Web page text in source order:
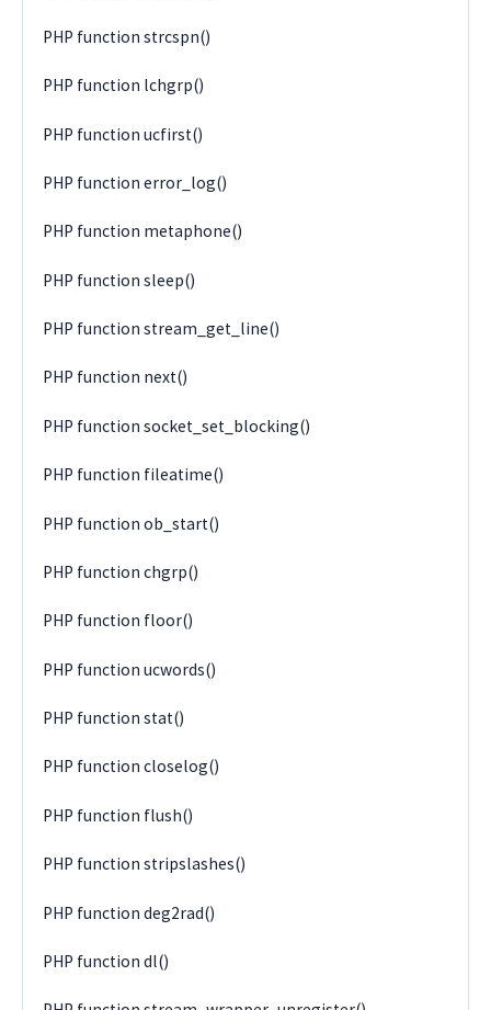
PHP function strcspn()
PHP function lchgrp()
PHP function ucfirst()
PHP function error_log()
PHP function metaphone()
PHP function sleep()
PHP function stream_get_line()
PHP function next()
PHP function socket_set_blocking()
PHP function fileatime()
PHP function ob_start()
PHP function chgrp()
PHP function floor()
PHP function ucwords()
PHP function stat()
PHP function closelog()
PHP function flush()
PHP function stripslashes()
PHP function deg2rad()
PHP function dl()